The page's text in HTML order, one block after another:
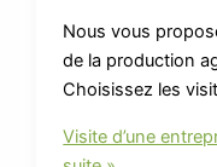
Nous vous
de la production
Choisissez les
Visite d’une